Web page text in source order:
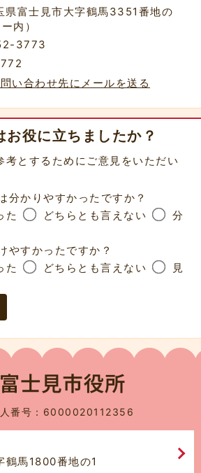
富士見市大字鶴馬3351番地の
内）
3773
い合わせ先にメールを送る
お役に立ちましたか？
考とするためにご意見をいただい
分かりやすかったですか？
た
どちらとも言えない
分
やすかったですか？
た
どちらとも言えない
見
番号：6000020112356
鶴馬1800番地の1